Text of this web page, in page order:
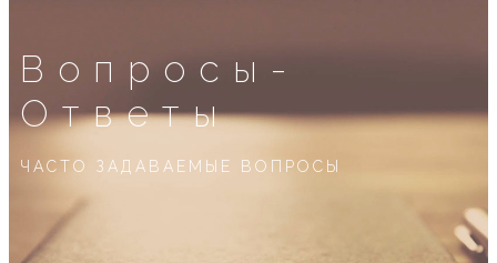
Вопросы-
Ответы
ЧАСТО ЗАДАВАЕМЫЕ ВОПРОСЫ